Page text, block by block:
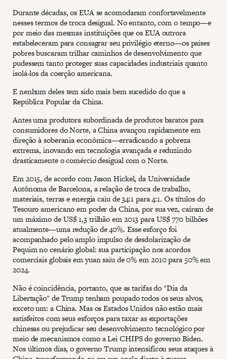
Durante décadas, os EUA se acomodaram confortavelmente
nesses termos de troca desigual. No entanto, com o tempo—e
por meio das mesmas instituições que os EUA outrora
estabeleceram para consagrar seu privilégio eterno—os países
pobres buscaram trilhar caminhos de desenvolvimento que
pudessem tanto proteger suas capacidades industriais quanto
isolá-los da coerção americana.
E nenhum deles tem sido mais bem sucedido do que a
República Popular da China.
Antes uma produtora subordinada de produtos baratos para
consumidores do Norte, a China avançou rapidamente em
direção à soberania econômica—erradicando a pobreza
extrema, inovando em tecnologia avançada e reduzindo
drasticamente o comércio desigual com o Norte.
Em 2015, de acordo com Jason Hickel, da Universidade
Autônoma de Barcelona, ​​a relação de troca de trabalho,
materiais, terras e energia caiu de 34:1 para 4:1. Os títulos do
Tesouro americano em poder da China, por sua vez, caíram de
um máximo de US$ 1,3 trilhão em 2013 para US$ 770 bilhões
atualmente—uma redução de 40%. Esse esforço foi
acompanhado pelo amplo impulso de desdolarização de
Pequim no cenário global: sua participação nos acordos
comerciais globais em yuan saiu de 0% em 2010 para 50% em
2024.
Não é coincidência, portanto, que as tarifas do "Dia da
Libertação" de Trump tenham poupado todos os seus alvos,
exceto um: a China. Mas os Estados Unidos não estão mais
satisfeitos com seus esforços para taxar as exportações
chinesas ou prejudicar seu desenvolvimento tecnológico por
meio de mecanismos como a Lei CHIPS do governo Biden.
Nos últimos dias, o governo Trump intensificou seus ataques à